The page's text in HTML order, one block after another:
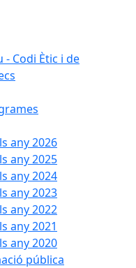
Codi Ètic i de
any 2026
any 2025
any 2024
any 2023
any 2022
any 2021
any 2020
pública